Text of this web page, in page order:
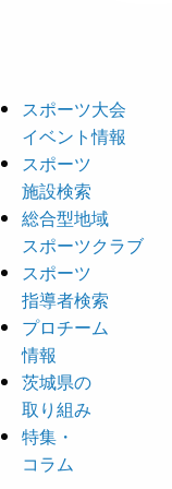
スポーツ大会
イベント情報
スポーツ
施設検索
総合型地域
スポーツクラブ
スポーツ
指導者検索
プロチーム
情報
茨城県の
取り組み
特集・
コラム